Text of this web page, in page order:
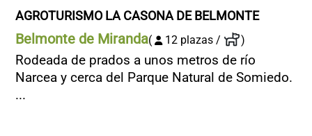
AGROTURISMO LA CASONA DE BELMONTE
Belmonte de Miranda( 12 plazas / )
Rodeada de prados a unos metros de río
Narcea y cerca del Parque Natural de Somiedo.
...